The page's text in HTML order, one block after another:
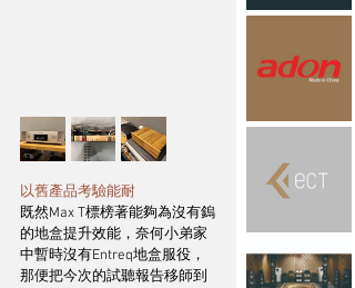
以舊產品考驗能耐
既然Max T標榜著能夠為沒有鎢
的地盒提升效能，奈何小弟家
中暫時沒有Entreq地盒服役，
那便把今次的試聽報告移師到